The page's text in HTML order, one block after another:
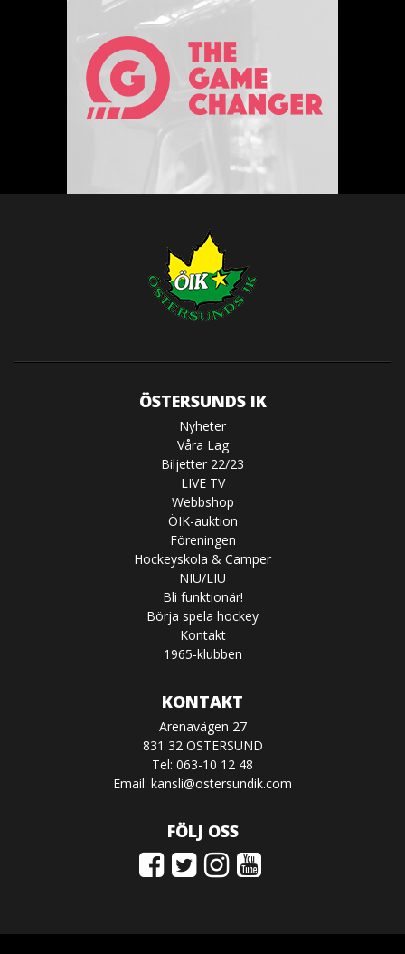
ÖSTERSUNDS IK
Nyheter
Våra Lag
Biljetter 22/23
LIVE TV
Webbshop
ÖIK-auktion
Föreningen
Hockeyskola & Camper
NIU/LIU
Bli funktionär!
Börja spela hockey
Kontakt
1965-klubben
KONTAKT
Arenavägen 27
831 32 ÖSTERSUND
Tel: 063-10 12 48
Email: kansli@ostersundik.com
FÖLJ OSS